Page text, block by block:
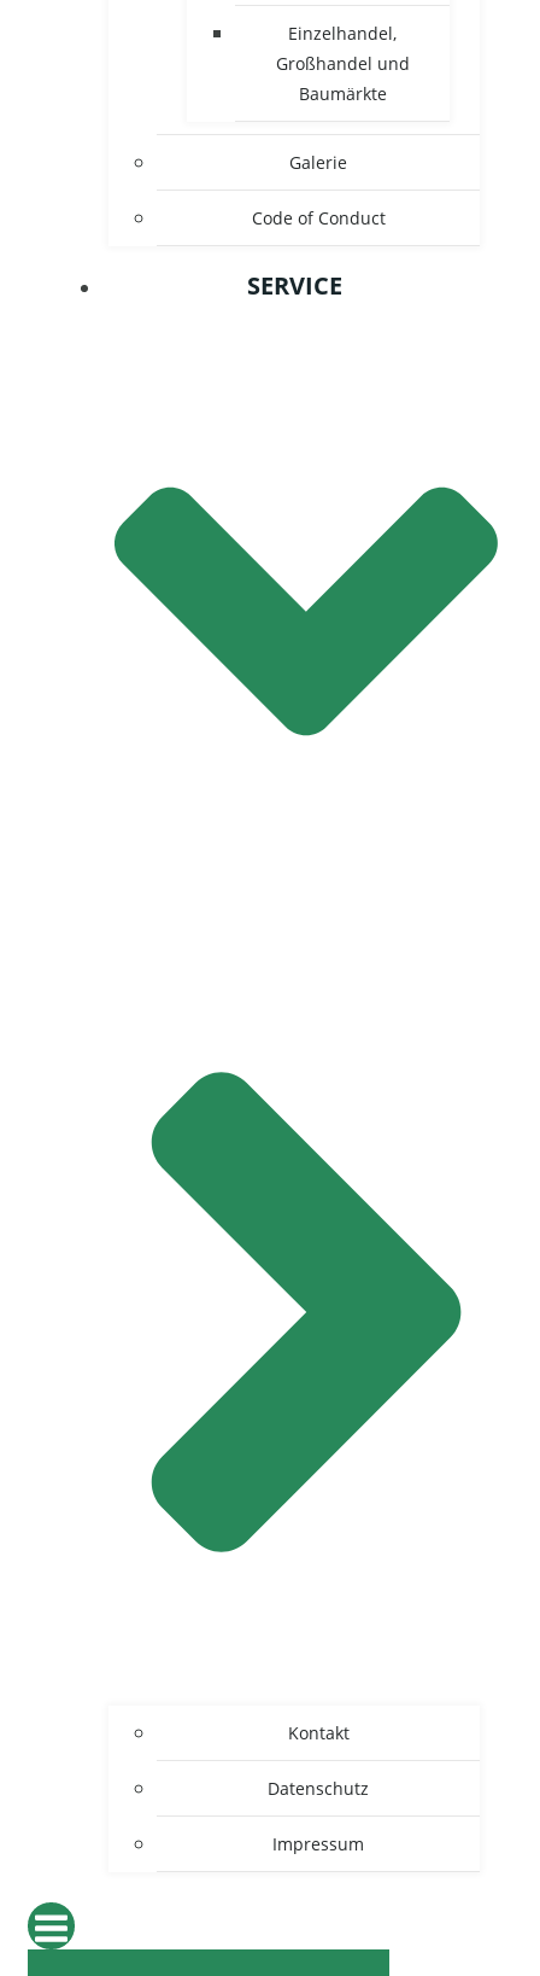
Einzelhandel,
Großhandel und
Baumärkte
Galerie
Code of Conduct
SERVICE
Kontakt
Datenschutz
Impressum